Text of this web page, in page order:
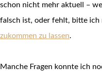
schon nicht mehr aktuell –
falsch ist, oder fehlt, bitte ich
zukommen zu lassen.
Manche Fragen konnte ich